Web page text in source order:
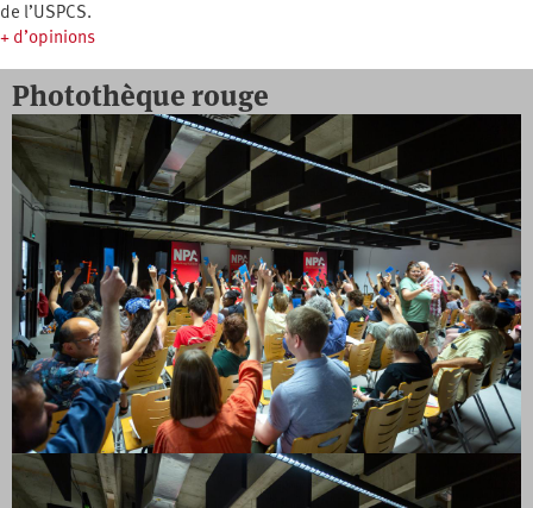
de l’USPCS.
+ d’opinions
Photothèque rouge